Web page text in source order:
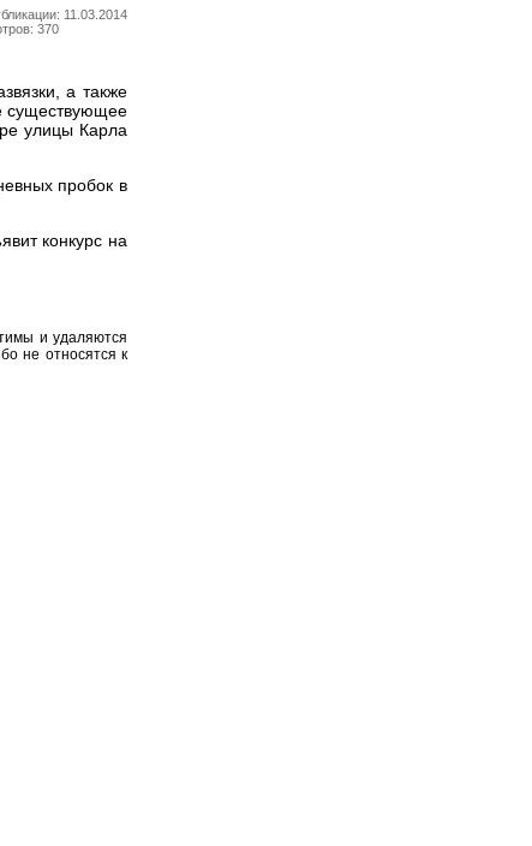
11.03.2014
370
а также
существующее
улицы Карла
пробок в
конкурс на
и удаляются
не относятся к